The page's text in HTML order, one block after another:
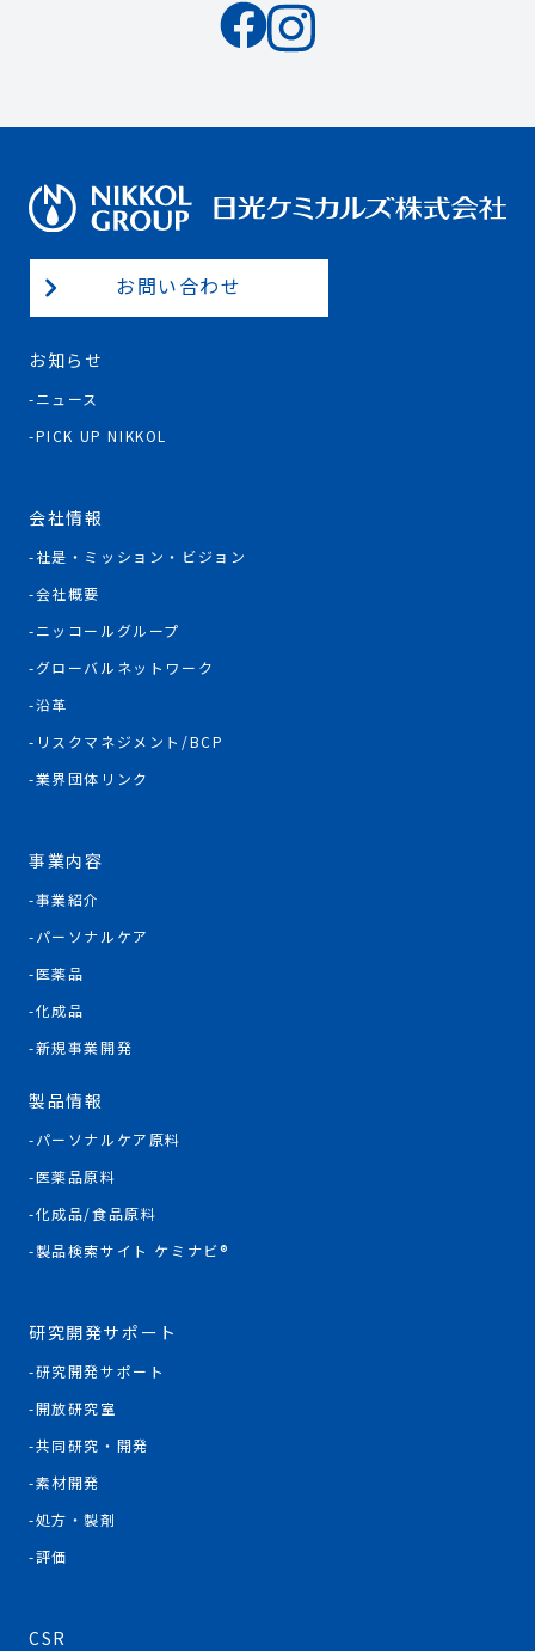
お問い合わせ
お知らせ
ニュース
PICK UP NIKKOL
会社情報
社是・ミッション・ビジョン
会社概要
ニッコールグループ
グローバルネットワーク
沿革
リスクマネジメント/BCP
業界団体リンク
事業内容
事業紹介
パーソナルケア
医薬品
化成品
新規事業開発
製品情報
パーソナルケア原料
医薬品原料
化成品/食品原料
製品検索サイト ケミナビ®
研究開発サポート
研究開発サポート
開放研究室
共同研究・開発
素材開発
処方・製剤
評価
CSR